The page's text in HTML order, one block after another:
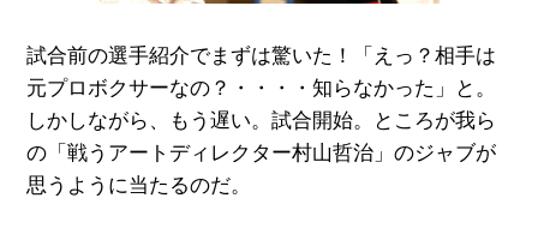
試合前の選手紹介でまずは驚いた！「えっ？相手は
元プロボクサーなの？・・・・知らなかった」と。
しかしながら、もう遅い。試合開始。ところが我ら
の「戦うアートディレクター村山哲治」のジャブが
思うように当たるのだ。